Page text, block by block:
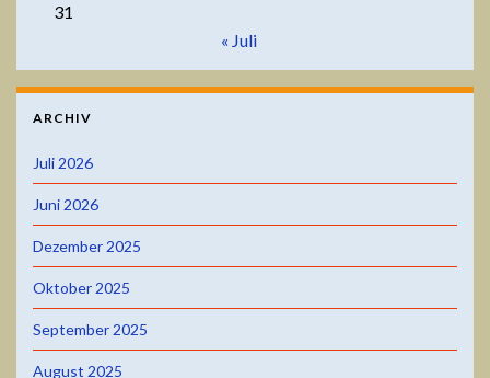
31
« Juli
ARCHIV
Juli 2026
Juni 2026
Dezember 2025
Oktober 2025
September 2025
August 2025